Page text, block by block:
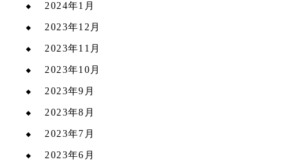
2024年1月
2023年12月
2023年11月
2023年10月
2023年9月
2023年8月
2023年7月
2023年6月